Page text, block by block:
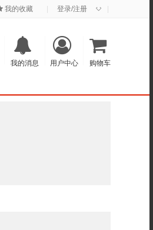
我的收藏 登录/注册 ◇
购物车
用户中心
我的消息